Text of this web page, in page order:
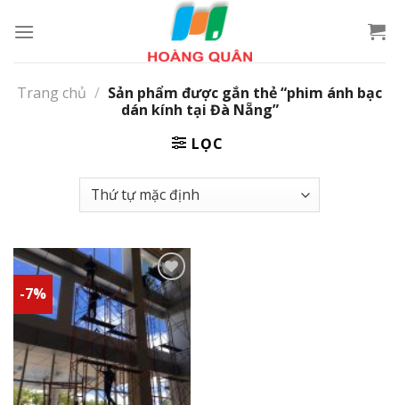
Trang chủ / Sản phẩm được gắn thẻ “phim ánh bạc
dán kính tại Đà Nẵng”
LỌC
-7%
Add to
wishlist